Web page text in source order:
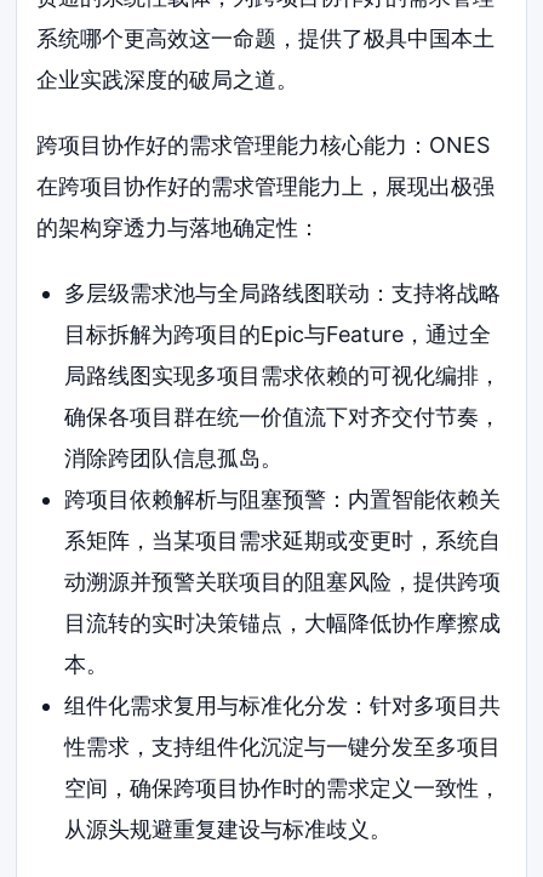
系统哪个更高效这一命题，提供了极具中国本土
企业实践深度的破局之道。
跨项目协作好的需求管理能力核心能力：ONES
在跨项目协作好的需求管理能力上，展现出极强
的架构穿透力与落地确定性：
多层级需求池与全局路线图联动：支持将战略
目标拆解为跨项目的Epic与Feature，通过全
局路线图实现多项目需求依赖的可视化编排，
确保各项目群在统一价值流下对齐交付节奏，
消除跨团队信息孤岛。
跨项目依赖解析与阻塞预警：内置智能依赖关
系矩阵，当某项目需求延期或变更时，系统自
动溯源并预警关联项目的阻塞风险，提供跨项
目流转的实时决策锚点，大幅降低协作摩擦成
本。
组件化需求复用与标准化分发：针对多项目共
性需求，支持组件化沉淀与一键分发至多项目
空间，确保跨项目协作时的需求定义一致性，
从源头规避重复建设与标准歧义。